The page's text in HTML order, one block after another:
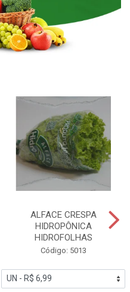
ALFACE CRESPA
HIDROPÔNICA
HIDROFOLHAS
Código: 5013